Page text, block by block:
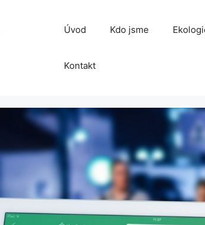
Úvod Kdo jsme
Kontakt